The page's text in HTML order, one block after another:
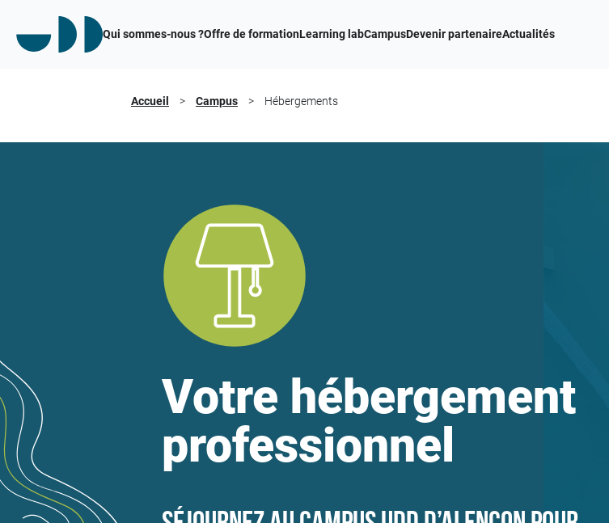
Qui sommes-nous ?Offre de formationLearning labCampusDevenir partenaireActualités
Accueil > Campus > Hébergements
Votre hébergement
professionnel